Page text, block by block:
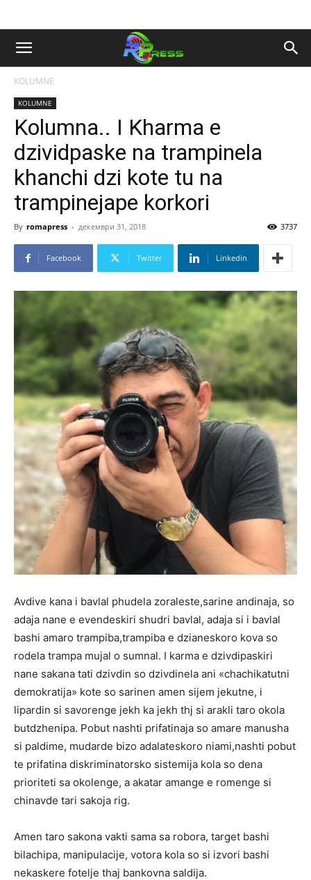
KOLUMNE
KOLUMNE
Kolumna.. I Kharma e
dzividpaske na trampinela
khanchi dzi kote tu na
trampinejape korkori
By romapress - декември 31, 2018 3737
Facebook Twitter Linkedin
Avdive kana i bavlal phudela zoraleste,sarine andinaja, so
adaja nane e evendeskiri shudri bavlal, adaja si i bavlal
bashi amaro trampiba,trampiba e dzianeskoro kova so
rodela trampa mujal o sumnal. I karma e dzivdipaskiri
nane sakana tati dzivdin so dzivdinela ani «chachikatutni
demokratija» kote so sarinen amen sijem jekutne, i
lipardin si savorenge jekh ka jekh thj si arakli taro okola
butdzhenipa. Pobut nashti prifatinaja so amare manusha
si paldime, mudarde bizo adalateskoro niami,nashti pobut
te prifatina diskriminatorsko sistemija kola so dena
prioriteti sa okolenge, a akatar amange e romenge si
chinavde tari sakoja rig.
Amen taro sakona vakti sama sa robora, target bashi
bilachipa, manipulacije, votora kola so si izvori bashi
nekaskere fotelje thaj bankovna saldija.